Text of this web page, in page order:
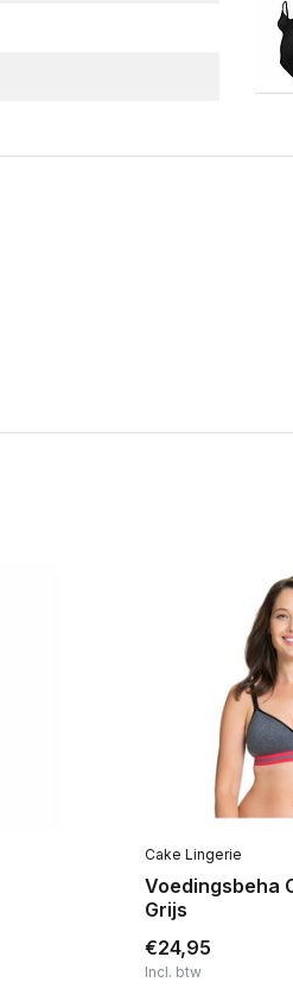
Cake Lingerie
Voedingsbeha
Grijs
€24,95
Incl. btw